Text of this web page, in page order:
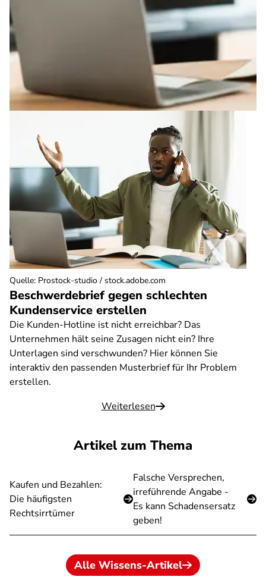
Beschwerdebrief gegen schlechten
Kundenservice erstellen
Die Kunden-Hotline ist nicht erreichbar? Das
Unternehmen hält seine Zusagen nicht ein? Ihre
Unterlagen sind verschwunden? Hier können Sie
interaktiv den passenden Musterbrief für Ihr Problem
erstellen.
Weiterlesen
Quelle: Prostock-studio / stock.adobe.com
Artikel zum Thema
Kaufen und Bezahlen:
Die häufigsten
Rechtsirrtümer
Falsche Versprechen,
irreführende Angabe -
Es kann Schadensersatz
geben!
Alle Wissens-Artikel